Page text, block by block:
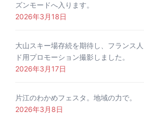
ズンモードへ入ります。
2026年3月18日
大山スキー場存続を期待し、フランス
ド用プロモーション撮影しました。
2026年3月17日
片江のわかめフェスタ。地域の力で。
2026年3月8日